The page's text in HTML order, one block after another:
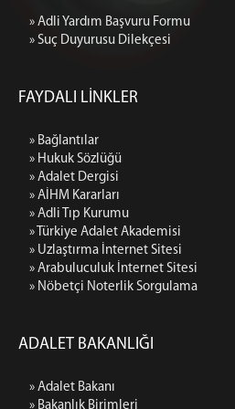
Ceza ve Hukuk Mahkemleri Ön Bürosu
» Adli Yardım Başvuru Formu
» Suç Duyurusu Dilekçesi
FAYDALI LİNKLER
» Bağlantılar
» Hukuk Sözlüğü
» Adalet Dergisi
» AİHM Kararları
» Adli Tıp Kurumu
» Türkiye Adalet Akademisi
» Uzlaştırma İnternet Sitesi
» Arabuluculuk İnternet Sitesi
» Nöbetçi Noterlik Sorgulama
ADALET BAKANLIĞI
» Adalet Bakanı
» Bakanlık Birimleri